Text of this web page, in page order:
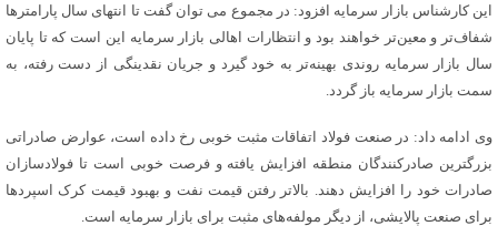
این کارشناس بازار سرمایه افزود: در مجموع می توان گفت تا انتهای سال پارامتر‌ها
شفاف‌تر و معین‌تر خواهند بود و انتظارات اهالی بازار سرمایه این است که تا پایان
سال بازار سرمایه روندی بهینه‌تر به خود گیرد و جریان نقدینگی از دست رفته، به
سمت بازار سرمایه باز گردد.
وی ادامه داد: در صنعت فولاد اتفاقات مثبت خوبی رخ داده است، عوارض صادراتی
بزرگترین صادرکنندگان منطقه افزایش یافته و فرصت خوبی است تا فولادسازان
صادرات خود را افزایش دهند. بالاتر رفتن قیمت نفت و بهبود قیمت کرک اسپرد‌ها
برای صنعت پالایشی، از دیگر مولفه‌های مثبت برای بازار سرمایه است.